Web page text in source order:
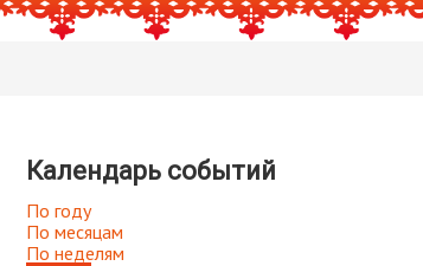
Календарь событий
По году
По месяцам
По неделям